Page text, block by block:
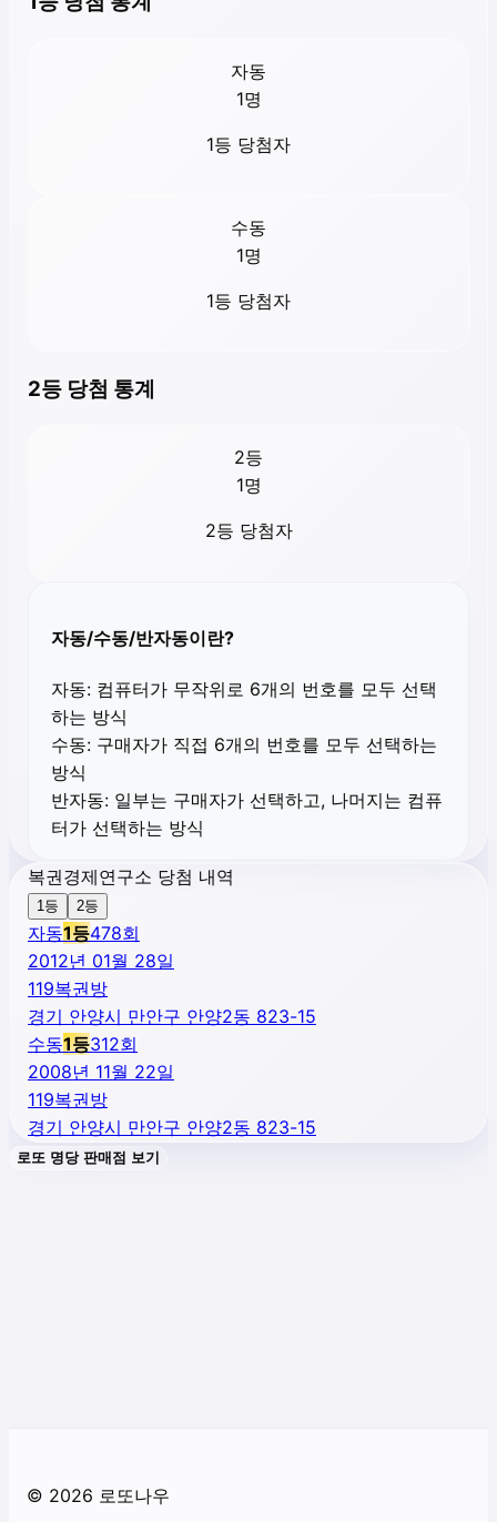
자동
1명
1등 당첨자
수동
1명
1등 당첨자
2등 당첨 통계
2등
1명
2등 당첨자
자동/수동/반자동이란?
자동: 컴퓨터가 무작위로 6개의 번호를 모두 선택
하는 방식
수동: 구매자가 직접 6개의 번호를 모두 선택하는
방식
반자동: 일부는 구매자가 선택하고, 나머지는 컴퓨
터가 선택하는 방식
복권경제연구소 당첨 내역
1등 2등
자동1등478회
2012년 01월 28일
119복권방
경기 안양시 만안구 안양2동 823-15
수동1등312회
2008년 11월 22일
119복권방
경기 안양시 만안구 안양2동 823-15
로또 명당 판매점 보기
© 2026 로또나우